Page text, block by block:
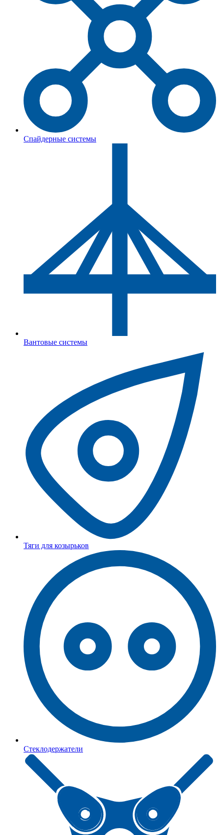
Спайдерные системы
Вантовые системы
Тяги для козырьков
Стеклодержатели